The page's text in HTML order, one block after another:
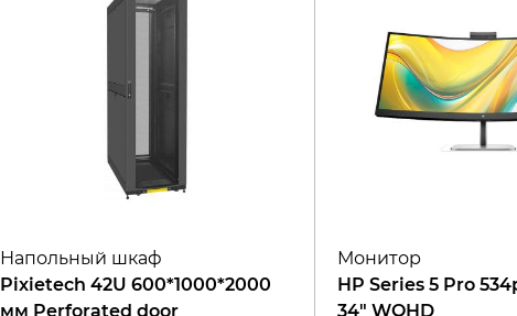
Напольный шкаф
Pixietech 42U 600*1000*2000
мм Perforated door
Монитор
HP Series 5 Pro
34" WQHD